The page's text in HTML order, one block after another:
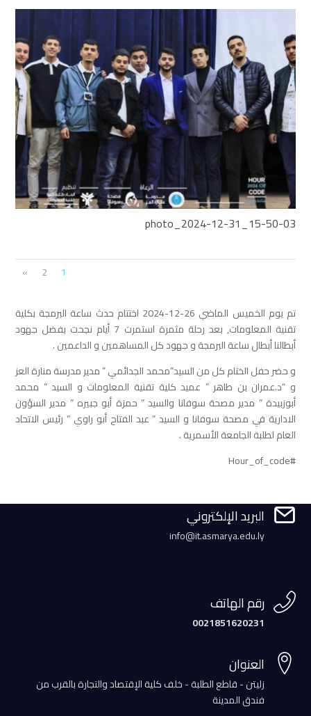
photo_2024-12-31_15-50-03
1
2
»
تم يوم الخميس الماضي 26-12-2024 اختتام حدث ساعة البرمجة بكلية
تقنية المعلومات, بعد رحلة مثمرة استمرت 7 أيام نجحت بفضل جهود
أبطالنا أبطال ساعة البرمجة و جهود كل المساهمين و الداعمين .
و حضر حفل الختام كل من السيد”محمد الجدائمي ” مدير مدرسة منارة العز
و “د.عمران بن طاهر ” عميد كلية تقنية المعلومات و السيد ” محمد
أبوزبيدة ” مدير مصحة سوفانا والسيد ” حمزة أبو جبيره ” مدير السؤون
الادارية في مصحة سوفانا و السيد ” عبد الفتاح أبو راوي ” رئيس الاتحاد
العام لطلبة الجامعة الأسمرية .
#Hour_of_code
 البريد الإلكتروني
info@it.asmarya.edu.ly
 رقم الهاتف
0021851620231
 العنوان
زليتن - قاطع الطلبة - خلف كلية الإقتصاد والتجارة بالقرب من
فندق المدينة